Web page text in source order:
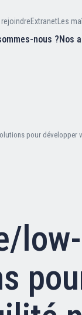
rejoindreExtranet Les
nous ?Nos
du bain
pour développer